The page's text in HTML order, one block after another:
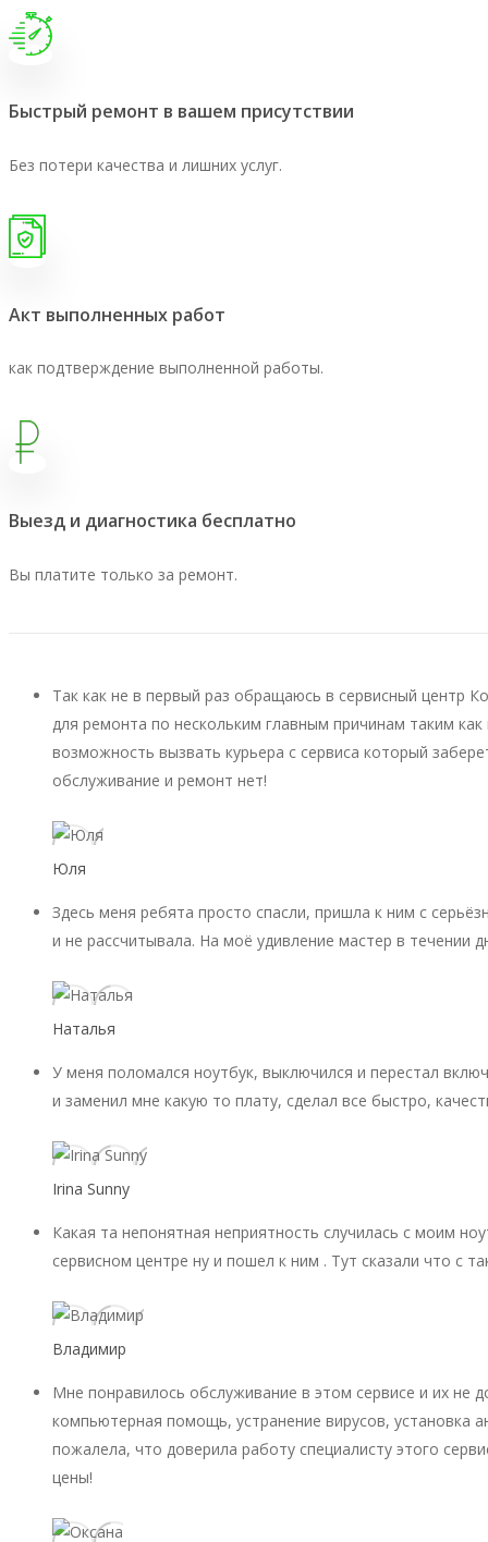
Быстрый ремонт в вашем присутствии
Без потери качества и лишних услуг.
Акт выполненных работ
как подтверждение выполненной работы.
Выезд и диагностика бесплатно
Вы платите только за ремонт.
Так как не в первый раз обращаюсь в сервисный центр
для ремонта по нескольким главным причинам таким
возможность вызвать курьера с сервиса который
обслуживание и ремонт нет!
Юля
Здесь меня ребята просто спасли, пришла к ним с
и не рассчитывала. На моё удивление мастер в течении
Наталья
У меня поломался ноутбук, выключился и перестал
и заменил мне какую то плату, сделал все быстро,
Irina Sunny
Какая та непонятная неприятность случилась с моим
сервисном центре ну и пошел к ним . Тут сказали что с
Владимир
Мне понравилось обслуживание в этом сервисе и их не
компьютерная помощь, устранение вирусов, установка
пожалела, что доверила работу специалисту этого
цены!